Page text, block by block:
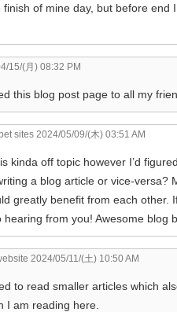
finish of mine day, but before
15/(月) 08:32 PM
this blog post page to all my
sites 2024/05/09/(木) 03:51 AM
kinda off topic however I’d
a blog article or vice-versa?
greatly benefit from each
hearing from you! Awesome blog
2024/05/11/(土) 10:50 AM
to read smaller articles which
I am reading here.